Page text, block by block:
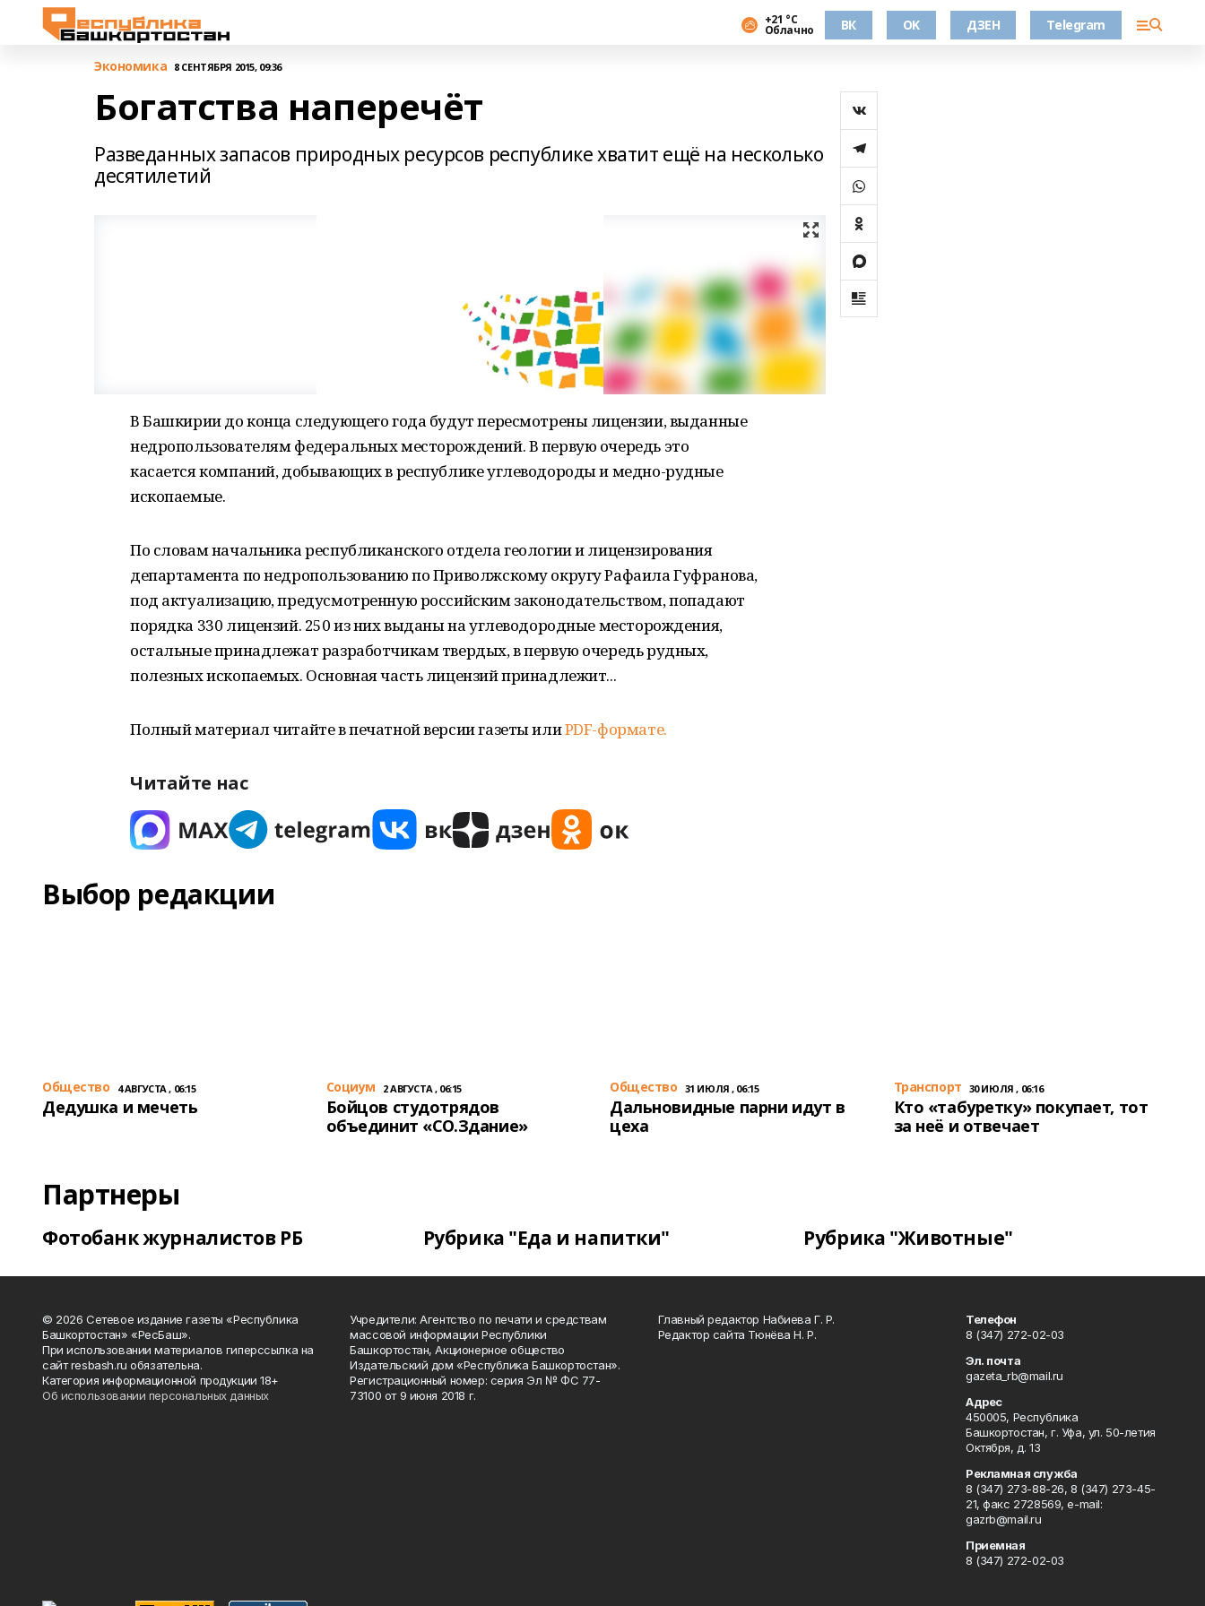
+21 °С
Облачно ВК OK ДЗЕН Telegram
Экономика 8 СЕНТЯБРЯ 2015, 09:36
Богатства наперечёт
Разведанных запасов природных ресурсов республике хватит ещё на несколько
десятилетий
В Башкирии до конца следующего года будут пересмотрены лицензии, выданные
недропользователям федеральных месторождений. В первую очередь это
касается компаний, добывающих в республике углеводороды и медно-рудные
ископаемые.
По словам начальника республиканского отдела геологии и лицензирования
департамента по недропользованию по Приволжскому округу Рафаила Гуфранова,
под актуализацию, предусмотренную российским законодательством, попадают
порядка 330 лицензий. 250 из них выданы на углеводородные месторождения,
остальные принадлежат разработчикам твердых, в первую очередь рудных,
полезных ископаемых. Основная часть лицензий принадлежит...
Полный материал читайте в печатной версии газеты илиPDF-формате.
Читайте нас
Выбор редакции
Общество 4 АВГУСТА , 06:15
Дедушка и мечеть
Cоциум 2 АВГУСТА , 06:15
Бойцов студотрядов
объединит «СО.Здание»
Общество 31 ИЮЛЯ , 06:15
Дальновидные парни идут в
цеха
Транспорт 30 ИЮЛЯ , 06:16
Кто «табуретку» покупает, тот
за неё и отвечает
Партнеры
Фотобанк журналистов РБ Рубрика "Еда и напитки" Рубрика "Животные"
© 2026 Сетевое издание газеты «Республика
Башкортостан» «РесБаш».
При использовании материалов гиперссылка на
сайт resbash.ru обязательна.
Категория информационной продукции 18+
Об использовании персональных данных
Учредители: Агентство по печати и средствам
массовой информации Республики
Башкортостан, Акционерное общество
Издательский дом «Республика Башкортостан».
Регистрационный номер: серия Эл № ФС 77-
73100 от 9 июня 2018 г.
Главный редактор Набиева Г. Р.
Редактор сайта Тюнёва Н. Р.
Телефон
8 (347) 272-02-03
Эл. почта
gazeta_rb@mail.ru
Адрес
450005, Республика
Башкортостан, г. Уфа, ул. 50-летия
Октября, д. 13
Рекламная служба
8 (347) 273-88-26, 8 (347) 273-45-
21, факс 2728569, e-mail:
gazrb@mail.ru
Приемная
8 (347) 272-02-03